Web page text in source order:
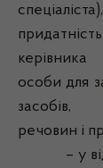
керівника
особи для
речовин і
– у